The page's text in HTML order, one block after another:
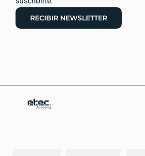
RECIBIR NEWSLETTER